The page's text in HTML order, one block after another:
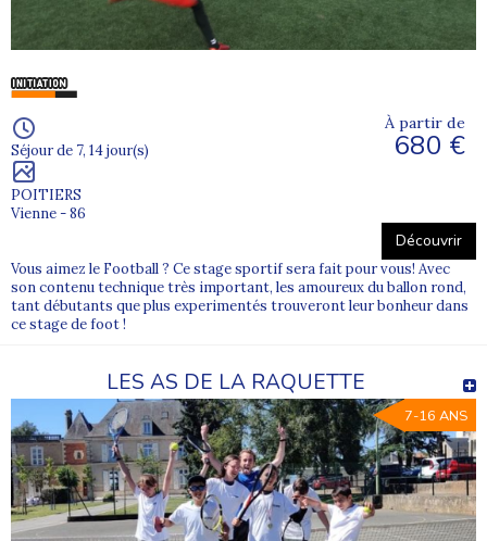
Séjour de 7, 14 jour(s)
POITIERS
Vienne - 86
À partir de
680 €
Découvrir
Vous aimez le Football ? Ce stage sportif sera fait pour vous! Avec
son contenu technique très important, les amoureux du ballon rond,
tant débutants que plus experimentés trouveront leur bonheur dans
ce stage de foot !
LES AS DE LA RAQUETTE
7-16 ANS